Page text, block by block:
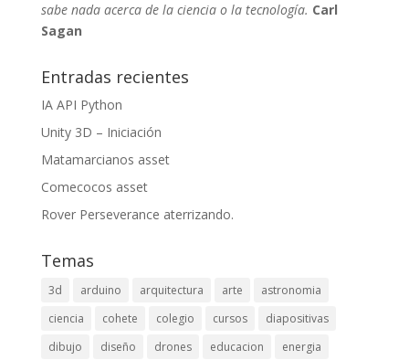
sabe nada acerca de la ciencia o la tecnología. Carl
Sagan
Entradas recientes
IA API Python
Unity 3D – Iniciación
Matamarcianos asset
Comecocos asset
Rover Perseverance aterrizando.
Temas
3d arduino arquitectura arte
astronomia
ciencia
cohete colegio cursos
diapositivas
dibujo
diseño drones educacion
energia